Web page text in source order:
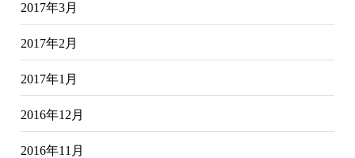
2017年3月
2017年2月
2017年1月
2016年12月
2016年11月